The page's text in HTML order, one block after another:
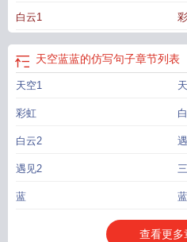
空蓝天白云的文案
天空
吗
白云1
天空蓝蓝的仿写句子章节列表
天空1
彩虹
白云2
遇见2
蓝 蓝
查看更多